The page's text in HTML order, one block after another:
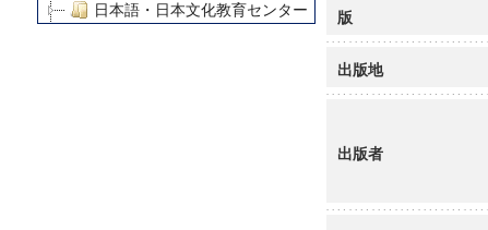
日本語・日本文化教育センター
版
出版地
出版者